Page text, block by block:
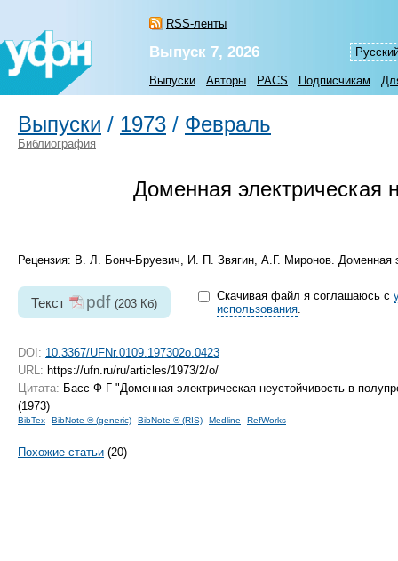
RSS-ленты
Выпуск 7, 2026
Выпуски Авторы PACS Подписчикам
Выпуски / 1973 / Февраль
Библиография
Доменная электрическая
Рецензия: В. Л. Бонч-Бруевич, И. П. Звягин, А.Г. Миронов. Доменная
Текст pdf (203 Кб)
Скачивая файл я соглашаюсь с
использования.
DOI: 10.3367/UFNr.0109.197302o.0423
URL: https://ufn.ru/ru/articles/1973/2/o/
Цитата: Басс Ф Г "Доменная электрическая неустойчивость в
(1973)
BibTex BibNote ® (generic) BibNote ® (RIS) Medline RefWorks
Похожие статьи (20)